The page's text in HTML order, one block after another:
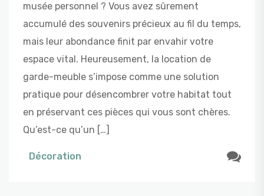
musée personnel ? Vous avez sûrement
accumulé des souvenirs précieux au fil du temps,
mais leur abondance finit par envahir votre
espace vital. Heureusement, la location de
garde-meuble s’impose comme une solution
pratique pour désencombrer votre habitat tout
en préservant ces pièces qui vous sont chères.
Qu’est-ce qu’un […]
Décoration